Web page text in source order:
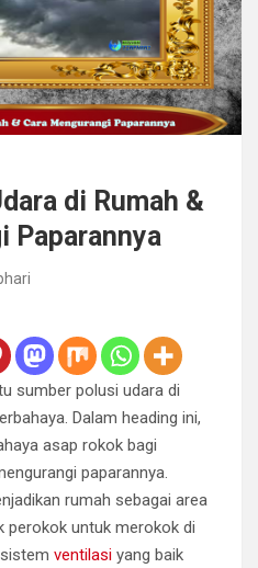
di Rumah &
Paparannya
sumber polusi udara di
Dalam heading ini,
asap rokok bagi
paparannya.
rumah sebagai area
perokok untuk merokok di
ventilasi yang baik